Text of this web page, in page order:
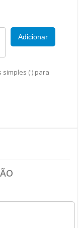
Adicionar
simples (') para